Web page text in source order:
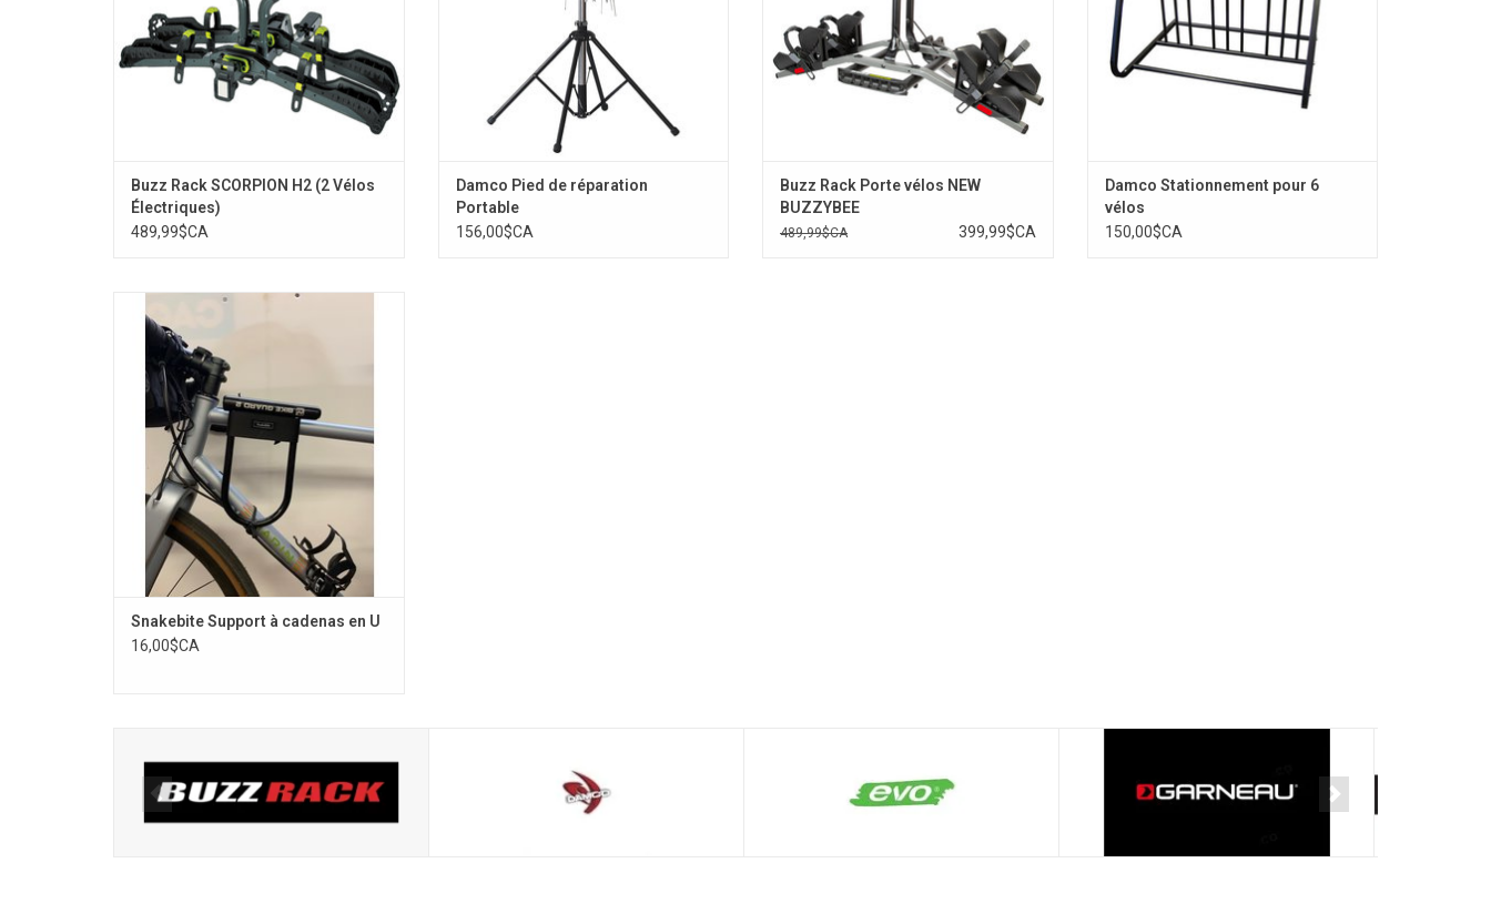
Buzz Rack SCORPION H2 (2 Vélos
Électriques)
489,99$CA
Damco Pied de réparation
Portable
156,00$CA
Buzz Rack Porte vélos NEW
BUZZYBEE
489,99$CA 399,99$CA
Damco Stationnement pour 6
vélos
150,00$CA
Snakebite Support à cadenas en U
Snakebite Support à cadenas en U
16,00$CA